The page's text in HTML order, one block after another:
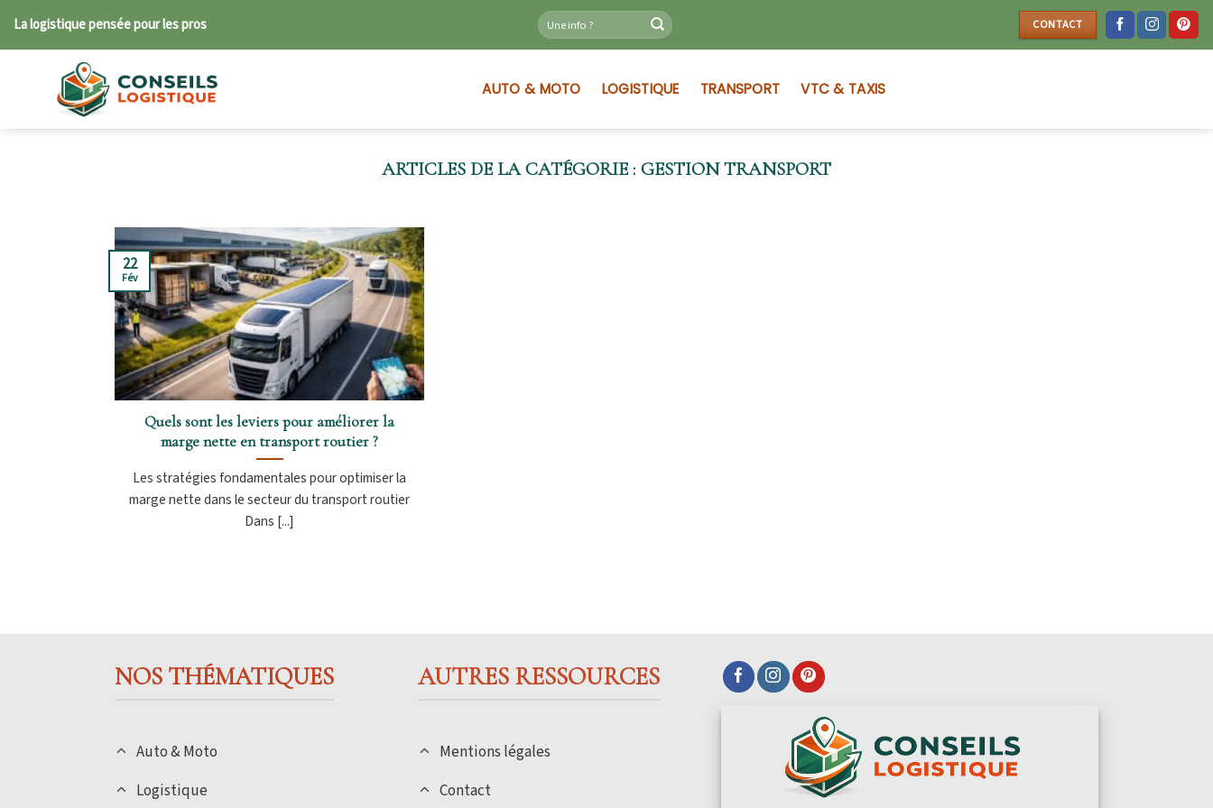
La logistique pensée pour les pros CONTACT
AUTO & MOTO LOGISTIQUE TRANSPORT VTC & TAXIS
GESTION TRANSPORT
Quels sont les leviers pour améliorer la
marge nette en transport routier ?
Les stratégies fondamentales pour optimiser la
marge nette dans le secteur du transport routier
Dans [...]
22
Fév
NOS THÉMATIQUES
Auto & Moto
Logistique
AUTRES RESSOURCES
Mentions légales
Contact